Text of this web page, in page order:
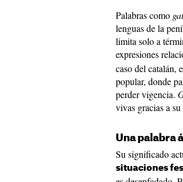
Palabras como
lenguas de la
limita solo a
expresiones
caso del catalán,
popular, donde
perder vigencia.
vivas gracias a
Una palabra
Su significado
situaciones